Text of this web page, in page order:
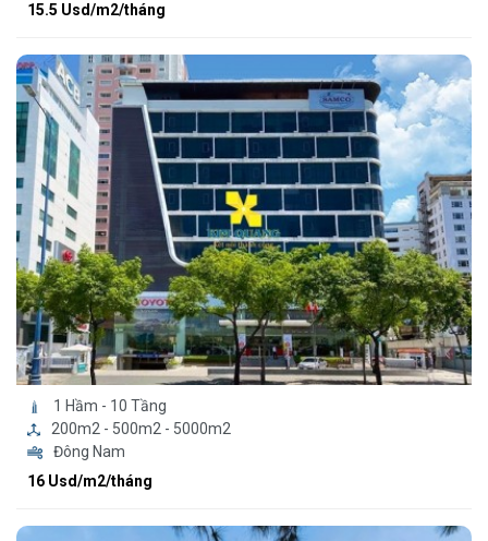
15.5 Usd/m2/tháng
1 Hầm - 10 Tầng
200m2 - 500m2 - 5000m2
Đông Nam
16 Usd/m2/tháng